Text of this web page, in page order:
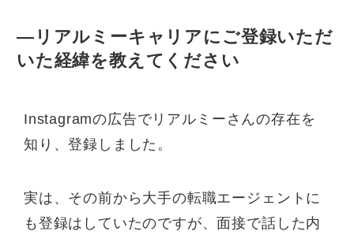
—リアルミーキャリアにご登録いただ
いた経緯を教えてください
Instagramの広告でリアルミーさんの存在を
知り、登録しました。
実は、その前から大手の転職エージェントに
も登録はしていたのですが、面接で話した内